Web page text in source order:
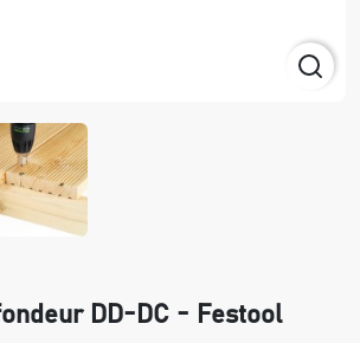
DD-DC - Festool